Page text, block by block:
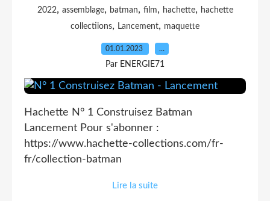
2022, assemblage, batman, film, hachette, hachette
collectiions, Lancement, maquette
01.01.2023 …
Par ENERGIE71
Hachette N° 1 Construisez Batman
Lancement Pour s'abonner :
https://www.hachette-collections.com/fr-
fr/collection-batman
Lire la suite